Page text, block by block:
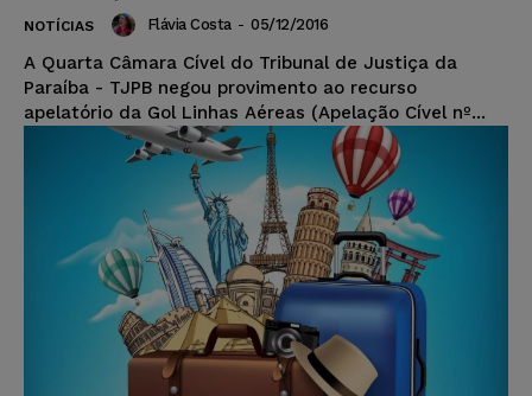
NOTÍCIAS Flávia Costa - 05/12/2016
A Quarta Câmara Cível do Tribunal de Justiça da
Paraíba - TJPB negou provimento ao recurso
apelatório da Gol Linhas Aéreas (Apelação Cível nº...